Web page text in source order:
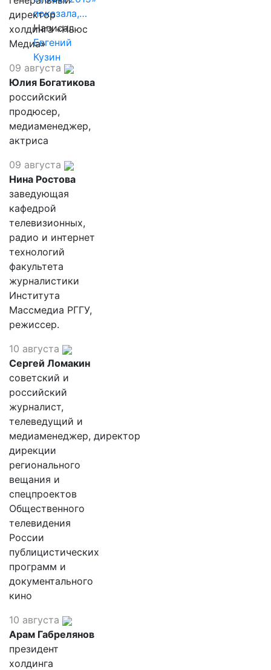
показала,…
Написал
Евгений
Кузин
директор
холдинга «Ньюс
Медиа»
09 августа
Юлия Богатикова
российский
продюсер,
медиаменеджер,
актриса
09 августа
Нина Ростова
заведующая
кафедрой
телевизионных,
радио и интернет
технологий
факультета
журналистики
Института
Массмедиа РГГУ,
режиссер.
10 августа
Сергей Ломакин
советский и
российский
журналист,
телеведущий и
медиаменеджер, директор
дирекции
регионального
вещания и
спецпроектов
Общественного
телевидения
России
публицистических
программ и
документального
кино
10 августа
Арам Габрелянов
президент
холдинга